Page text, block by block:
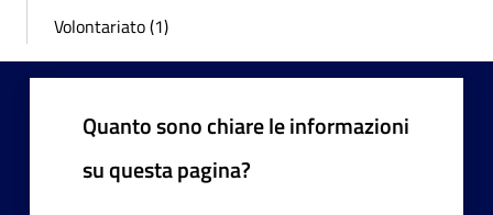
Volontariato (1)
Quanto sono chiare le informazioni
su questa pagina?